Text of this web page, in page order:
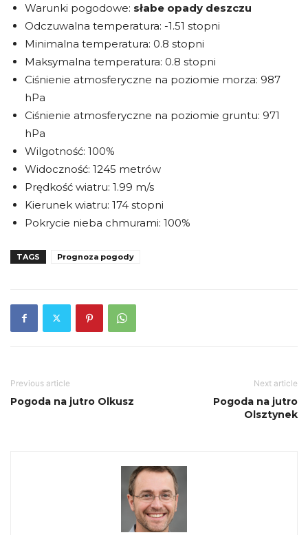
Warunki pogodowe: słabe opady deszczu
Odczuwalna temperatura: -1.51 stopni
Minimalna temperatura: 0.8 stopni
Maksymalna temperatura: 0.8 stopni
Ciśnienie atmosferyczne na poziomie morza: 987
hPa
Ciśnienie atmosferyczne na poziomie gruntu: 971
hPa
Wilgotność: 100%
Widoczność: 1245 metrów
Prędkość wiatru: 1.99 m/s
Kierunek wiatru: 174 stopni
Pokrycie nieba chmurami: 100%
TAGS Prognoza pogody
Previous article
Pogoda na jutro Olkusz
Next article
Pogoda na jutro
Olsztynek